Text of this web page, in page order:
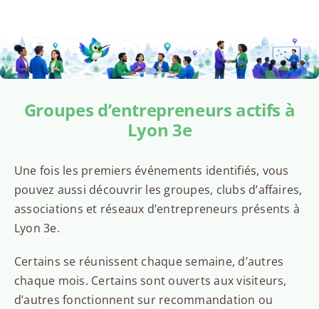
Groupes d’entrepreneurs actifs à
Lyon 3e
Une fois les premiers événements identifiés, vous
pouvez aussi découvrir les groupes, clubs d’affaires,
associations et réseaux d’entrepreneurs présents à
Lyon 3e.
Certains se réunissent chaque semaine, d’autres
chaque mois. Certains sont ouverts aux visiteurs,
d’autres fonctionnent sur recommandation ou